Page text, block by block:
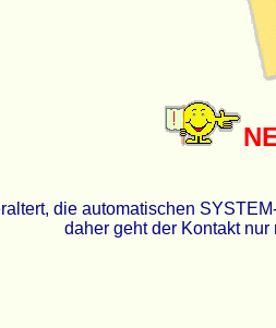
die automatischen
daher geht der Kontakt